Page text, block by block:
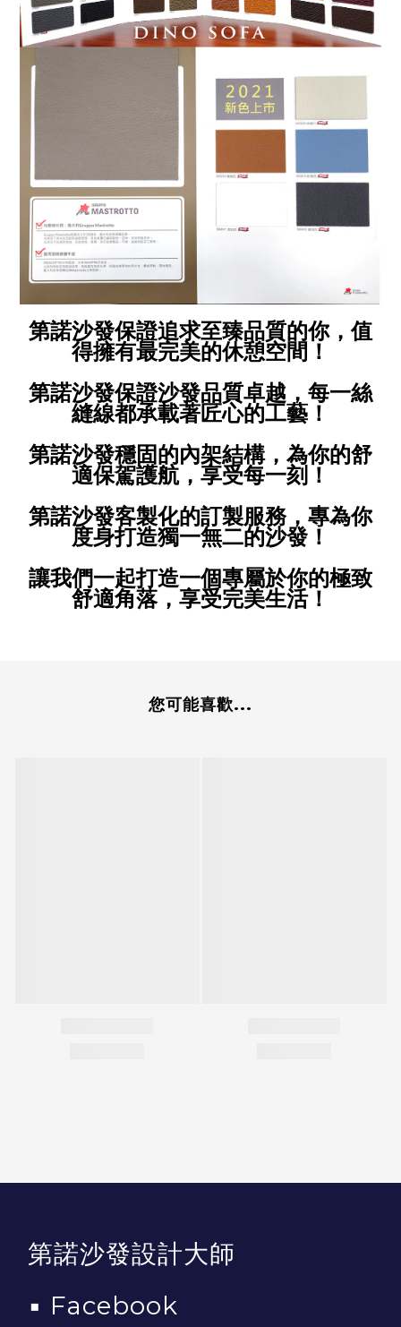
第諾沙發保證追求至臻品質的你，值
得擁有最完美的休憩空間！
第諾沙發保證沙發品質卓越，每一絲
縫線都承載著匠心的工藝！
第諾沙發穩固的內架結構，為你的舒
適保駕護航，享受每一刻！
第諾沙發客製化的訂製服務，專為你
度身打造獨一無二的沙發！
讓我們一起打造一個專屬於你的極致
舒適角落，享受完美生活！
您可能喜歡...
第諾沙發設計大師
▪ Facebook